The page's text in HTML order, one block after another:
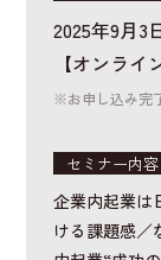
2025年9月3
【オンライ
※お申し込み完
セミナー内容
企業内起業は
ける課題感／